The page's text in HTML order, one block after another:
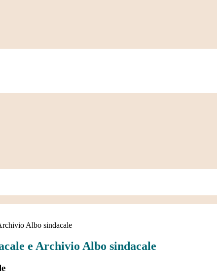
Albo sindacale
e Archivio Albo sindacale